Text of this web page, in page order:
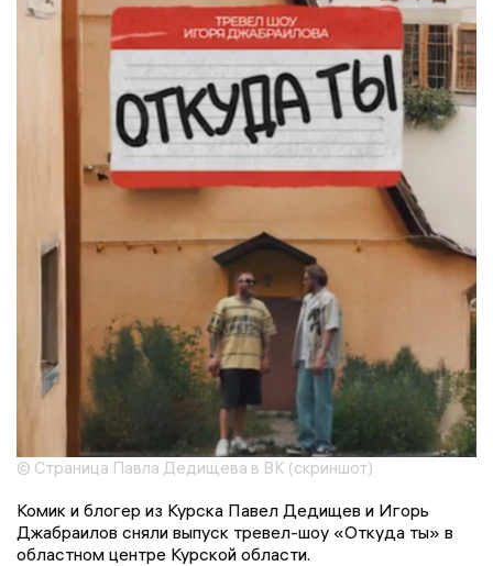
© Страница Павла Дедищева в ВК (скриншот)
Комик и блогер из Курска Павел Дедищев и Игорь
Джабраилов сняли выпуск тревел-шоу «Откуда ты» в
областном центре Курской области.